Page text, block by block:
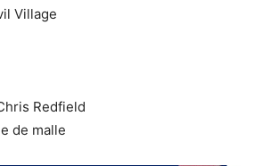
Village
Redfield
de malle